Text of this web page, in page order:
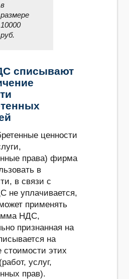
в
размере
10000
руб.
списывают
ценности
права) фирма
в
в связи с
не уплачивается,
применять
НДС,
признанная на
на
стоимости этих
услуг,
прав).